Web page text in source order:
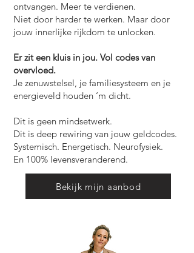
ontvangen. Meer te verdienen.
Niet door harder te werken. Maar door
jouw innerlijke rijkdom te unlocken.
Er zit een kluis in jou. Vol codes van
overvloed.
Je zenuwstelsel, je familiesysteem en je
energieveld houden ‘m dicht.
Dit is geen mindsetwerk.
Dit is deep rewiring van jouw geldcodes.
Systemisch. Energetisch. Neurofysiek.
En 100% levensveranderend.
Bekijk mijn aanbod